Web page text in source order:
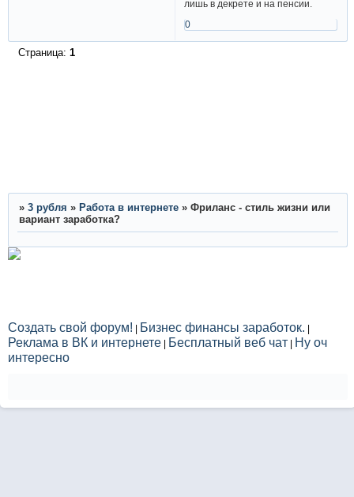
лишь в декрете и на пенсии.
0
Страница: 1
» 3 рубля » Работа в интернете » Фриланс - стиль жизни или
вариант заработка?
Создать свой форум! | Бизнес финансы заработок. |
Реклама в ВК и интернете | Бесплатный веб чат | Ну оч
интересно